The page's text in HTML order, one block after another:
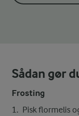
Sådan gør
Frosting
Pisk flormelis